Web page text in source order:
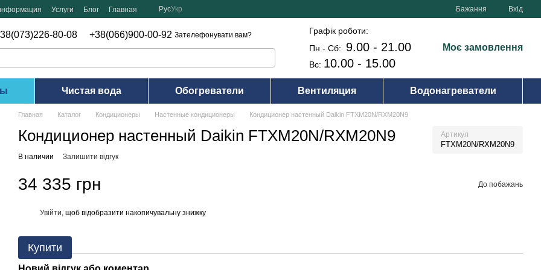
Услуги Блог Главная РусУкр Бажання Вхід
80-08 +38(066)900-00-92 Зателефонувати вам?
Графік роботи:
Пн - Сб: 9.00 - 21.00
Вс: 10.00 - 15.00
Моє замовлення
Чистая вода Обогреватели Вентиляция Водонагреватели
Главная Каталог Кондиционеры Настенные кондиционеры Кондиционер настенный Daikin FTXM20N/RXM20N9
Кондиционер настенный Daikin FTXM20N/RXM20N9 Артикул
FTXM20N/RXM20N9
В наличии Залишити відгук
34 335 грн До побажань
Увійти , щоб відобразити накопичувальну знижку
Купити